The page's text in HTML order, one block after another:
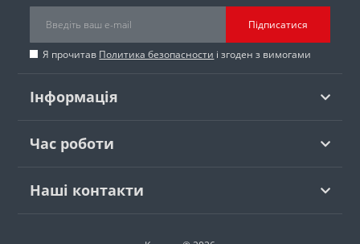
Підписатися
Я прочитав Политика безопасности і згоден з вимогами
Інформація
Час роботи
Наші контакти